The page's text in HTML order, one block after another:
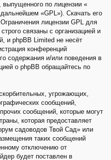
по лицензии «
«GPL»). Скачать его
лицензии GPL для
связаны с организацией и
и phpBB Limited не несёт
конференций
содержания и/или поведения в
о phpBB обращайтесь по
угрожающих,
сообщений,
сообщений, которые могут
которая предоставляет
садоводов Твой Сад» или
таких сообщений
отключению от
будет поставлен в